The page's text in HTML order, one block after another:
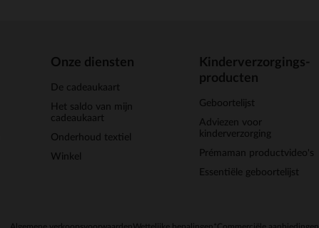
Onze diensten
De cadeaukaart
Het saldo van mijn
cadeaukaart
Onderhoud textiel
Winkel
Kinderverzorgings-
producten
Geboortelijst
Adviezen voor
kinderverzorging
Prémaman productvideo's
Essentiële geboortelijst